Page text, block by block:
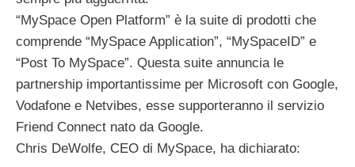
“MySpace Open Platform” è la suite di prodotti che
comprende “MySpace Application”, “MySpaceID” e
“Post To MySpace”. Questa suite annuncia le
partnership importantissime per Microsoft con Google,
Vodafone e Netvibes, esse supporteranno il servizio
Friend Connect nato da Google.
Chris DeWolfe, CEO di MySpace, ha dichiarato: